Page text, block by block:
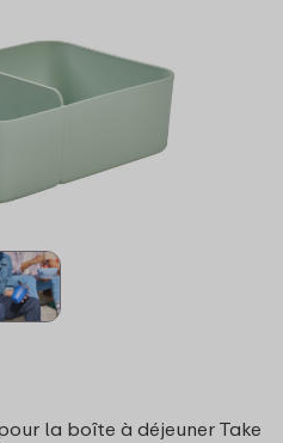
la boîte à déjeuner Take